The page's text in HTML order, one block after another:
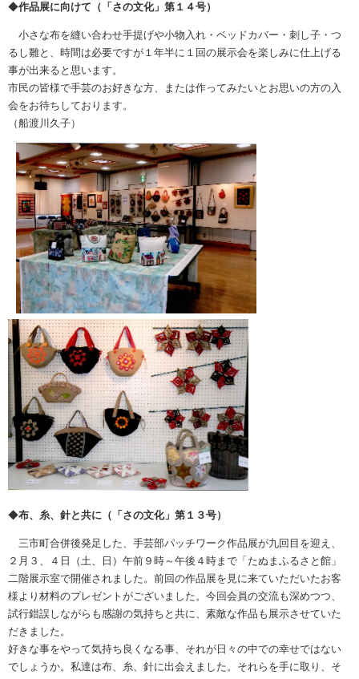
◆作品展に向けて（「さの文化」第１４号）
小さな布を縫い合わせ手提げや小物入れ・ベッドカバー・刺し子・つ
るし雛と、時間は必要ですが１年半に１回の展示会を楽しみに仕上げる
事が出来ると思います。
市民の皆様で手芸のお好きな方、または作ってみたいとお思いの方の入
会をお待ちしております。
（船渡川久子）
◆布、糸、針と共に（「さの文化」第１３号）
三市町合併後発足した、手芸部パッチワーク作品展が九回目を迎え、
２月３、４日（土、日）午前９時～午後４時まで「たぬまふるさと館」
二階展示室で開催されました。前回の作品展を見に来ていただいたお客
様より材料のプレゼントがございました。今回会員の交流も深めつつ、
試行錯誤しながらも感謝の気持ちと共に、素敵な作品も展示させていた
だきました。
好きな事をやって気持ち良くなる事、それが日々の中での幸せではない
でしょうか。私達は布、糸、針に出会えました。それらを手に取り、そ